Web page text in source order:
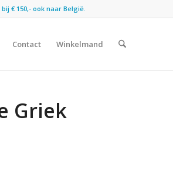
€ 150,- ook naar België.
Contact Winkelmand
Griek